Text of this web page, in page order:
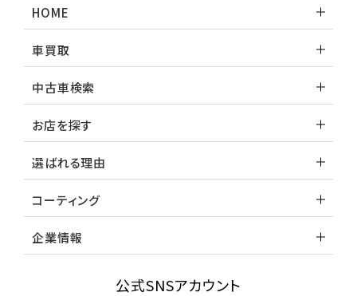
HOME
車買取
中古車検索
お店を探す
選ばれる理由
コーティング
企業情報
公式SNSアカウント